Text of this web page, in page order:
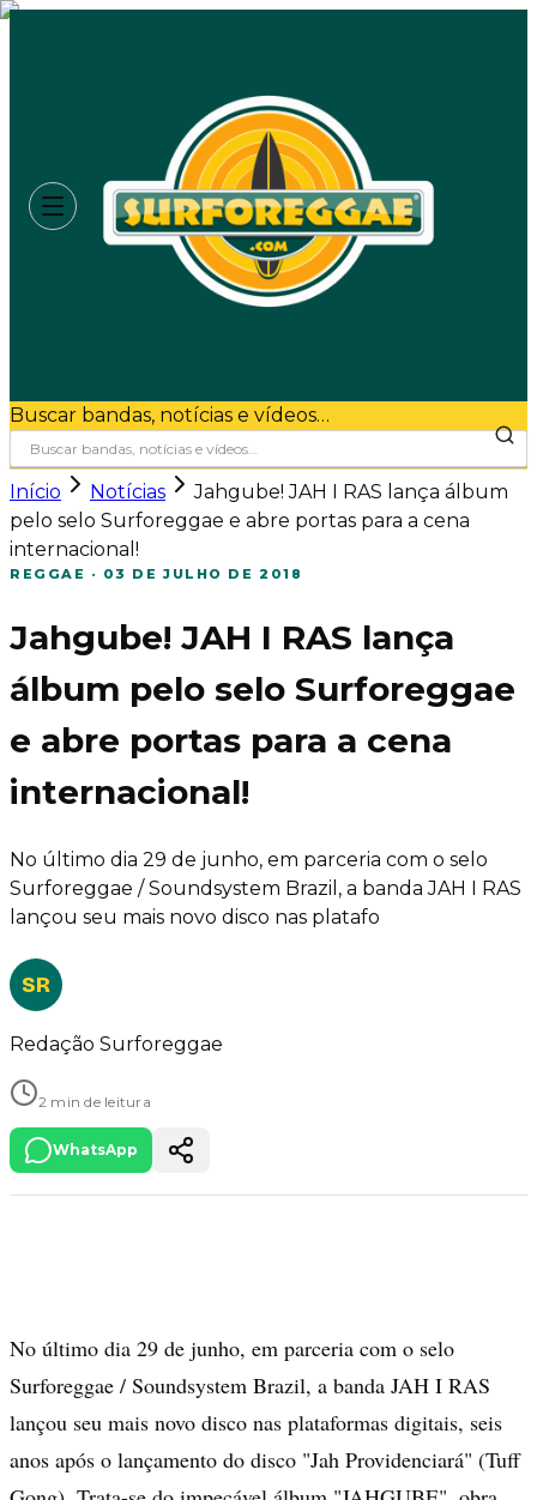
Buscar bandas, notícias e vídeos…
Início Notícias
Jahgube! JAH I RAS lança álbum
pelo selo Surforeggae e abre portas para a cena
internacional!
REGGAE · 03 DE JULHO DE 2018
Jahgube! JAH I RAS lança
álbum pelo selo Surforeggae
e abre portas para a cena
internacional!
No último dia 29 de junho, em parceria com o selo
Surforeggae / Soundsystem Brazil, a banda JAH I RAS
lançou seu mais novo disco nas platafo
SR
Redação Surforeggae
2 min de leitura
WhatsApp
No último dia 29 de junho, em parceria com o selo
Surforeggae / Soundsystem Brazil, a banda JAH I RAS
lançou seu mais novo disco nas plataformas digitais, seis
anos após o lançamento do disco "Jah Providenciará" (Tuff